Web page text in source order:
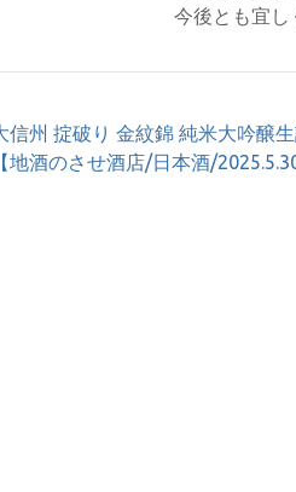
今後とも宜し
稿
信州 掟破り 金紋錦 純米大吟醸
【地酒のさせ酒店/日本酒/